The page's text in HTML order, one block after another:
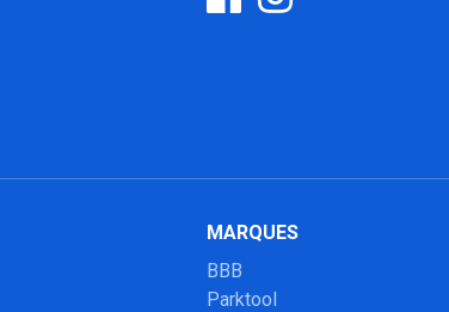
MARQUES
BBB
Parktool